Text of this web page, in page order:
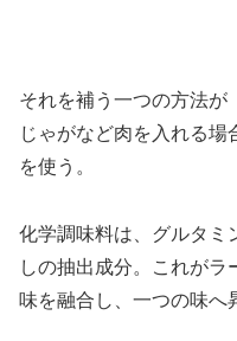
それを補う一つの方法が
じゃがなど肉を入れる
を使う。
化学調味料は、グルタミ
しの抽出成分。これが
味を融合し、一つの味へ